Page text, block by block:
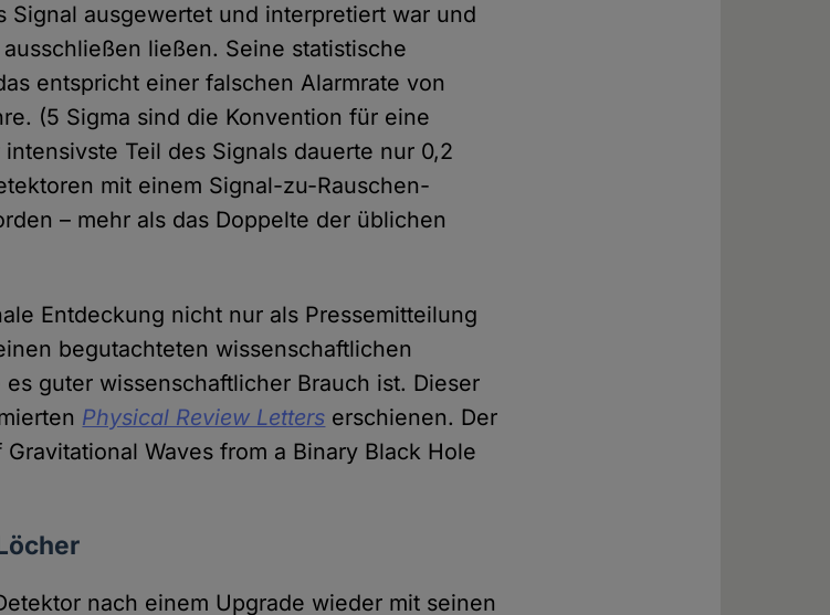
Signal ausgewertet und interpretiert war und
ließen. Seine statistische
entspricht einer falschen Alarmrate von
(5 Sigma sind die Konvention für eine
Teil des Signals dauerte nur 0,2
mit einem Signal-zu-Rauschen-
– mehr als das Doppelte der üblichen
Entdeckung nicht nur als Pressemitteilung
begutachteten wissenschaftlichen
guter wissenschaftlicher Brauch ist. Dieser
Physical Review Letters erschienen. Der
Waves from a Binary Black Hole
nach einem Upgrade wieder mit seinen